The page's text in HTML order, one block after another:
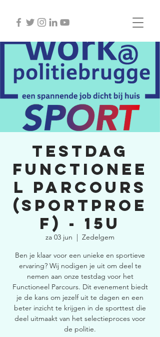
Testdag
functionee
l parcours
(sportproe
f) - 15u
za 03 jun
  |
Zedelgem
Ben je klaar voor een unieke en sportieve
ervaring? Wij nodigen je uit om deel te
nemen aan onze testdag voor het
Functioneel Parcours. Dit evenement biedt
je de kans om jezelf uit te dagen en een
beter inzicht te krijgen in de sporttest die
deel uitmaakt van het selectieproces voor
de politie.